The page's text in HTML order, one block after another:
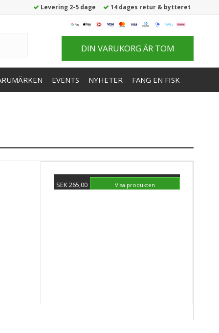
Levering 2-5 dage 14 dages retur & bytteret
DIN VARUKORG ÄR TOM
EVENTS NYHETER FANG EN FISK
SEK 265,00 Visa produkten